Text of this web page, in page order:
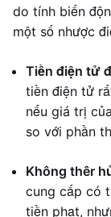
do tính biến
một số nhược
Tiền điện tử
tiền điện tử
nếu giá trị
so với phần
Không thêr
cung cấp có
tiền phạt,